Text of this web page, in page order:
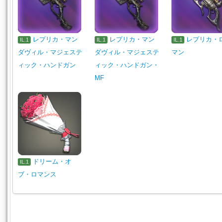
IL.1
レプリカ・マン
ダヴィル・マジェステ
ィック・ハンドガン
IL.1
レプリカ・マン
ダヴィル・マジェステ
ィック・ハンドガン・
MF
IL.1
レプリカ・
マン
IL.1
ドリーム・オ
ブ・ロマンス